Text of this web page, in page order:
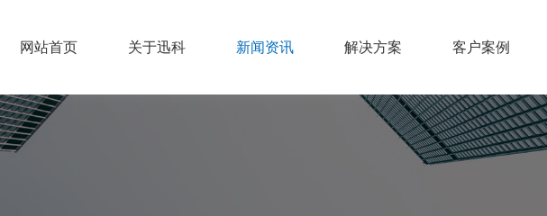
网站首页 关于迅科 新闻资讯 解决方案 客户案例